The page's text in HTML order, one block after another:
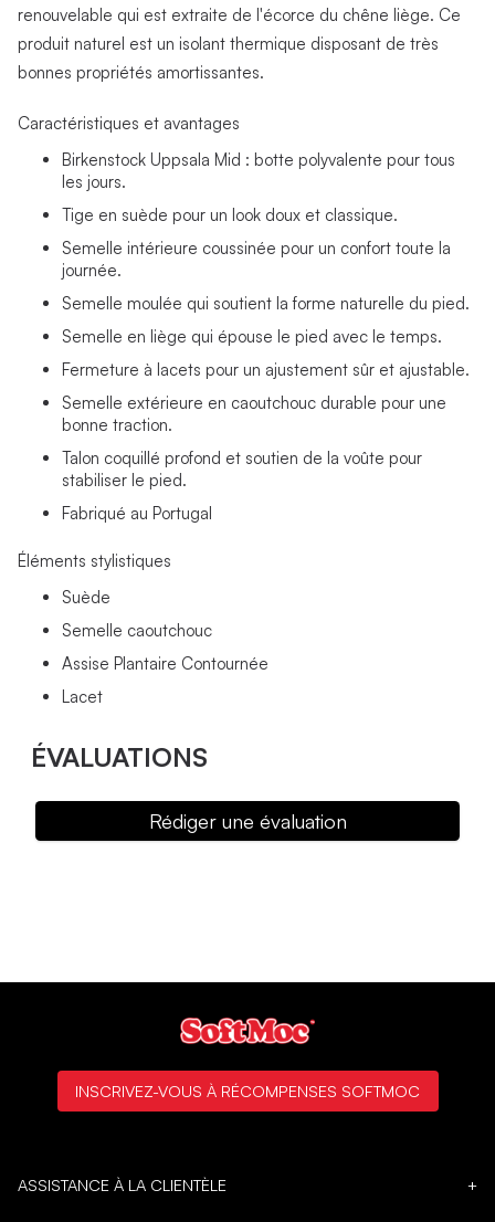
renouvelable qui est extraite de l'écorce du chêne liège. Ce
produit naturel est un isolant thermique disposant de très
bonnes propriétés amortissantes.
Caractéristiques et avantages
Birkenstock Uppsala Mid : botte polyvalente pour tous
les jours.
Tige en suède pour un look doux et classique.
Semelle intérieure coussinée pour un confort toute la
journée.
Semelle moulée qui soutient la forme naturelle du pied.
Semelle en liège qui épouse le pied avec le temps.
Fermeture à lacets pour un ajustement sûr et ajustable.
Semelle extérieure en caoutchouc durable pour une
bonne traction.
Talon coquillé profond et soutien de la voûte pour
stabiliser le pied.
Fabriqué au Portugal
Éléments stylistiques
Suède
Semelle caoutchouc
Assise Plantaire Contournée
Lacet
ÉVALUATIONS
Rédiger une évaluation
ASSISTANCE À LA CLIENTÈLE +
INSCRIVEZ-VOUS À RÉCOMPENSES SOFTMOC